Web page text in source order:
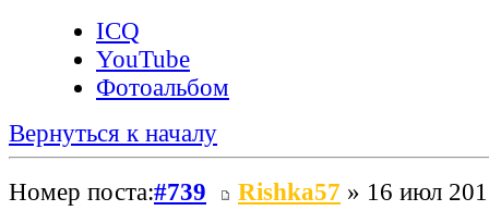
ICQ
YouTube
Фотоальбом
Вернуться к началу
Номер поста:#739 Rishka57 » 16 июл